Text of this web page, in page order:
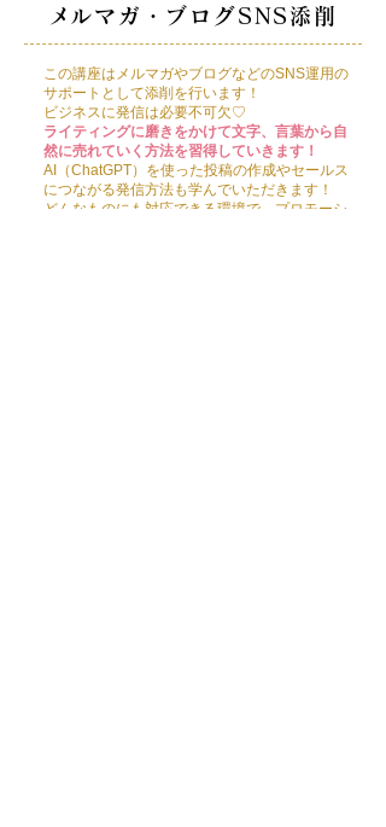
​メルマガ・ブログSNS添削
この講座はメルマガやブログなどのSNS運用の
サポートとして添削を行います！
​ビジネスに発信は必要不可欠♡
ライティングに磨きをかけて文字、言葉から自
然に売れていく方法を習得していきます！
AI（ChatGPT）を使った投稿の作成やセールス
につながる発信方法も学んでいただきます！
どんなものにも対応できる環境で、​プロモーシ